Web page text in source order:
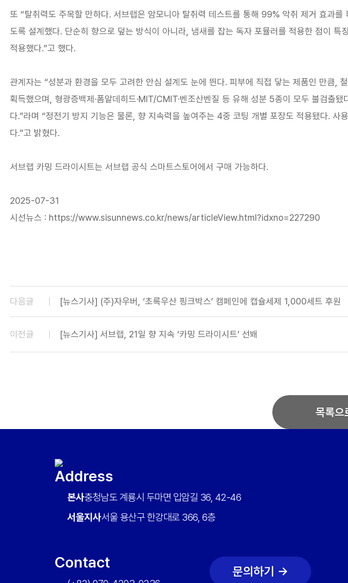
또 “탈취력도 주목할 만하다. 서브랩은 암모니아 탈취력 테스트를 통해 99% 악취 제거 효과
도록 설계했다. 단순히 향으로 덮는 방식이 아니라, 냄새를 잡는 독자 포뮬러를 적용한 점이
적용했다.”고 했다.
관계자는 “성분과 환경을 모두 고려한 안심 설계도 눈에 띈다. 피부에 직접 닿는 제품인 만큼,
획득했으며, 형광증백제·폼알데히드·MIT/CMIT·벤조산벤질 등 유해 성분 5종이 모두 불검출
다.”라며 “정전기 방지 기능은 물론, 향 지속력을 높여주는 4중 코팅 개별 포장도 적용됐다.
다.”고 밝혔다.
서브랩 카밍 드라이시트는 서브랩 공식 스마트스토어에서 구매 가능하다.
2025-07-31
시선뉴스 : https://www.sisunnews.co.kr/news/articleView.html?idxno=227290
다음글 [뉴스기사] (주)자우버, ‘초록우산 핑크박스’ 캠페인에 캡슐세제 1,000세트 후원
이전글 [뉴스기사] 서브랩, 21일 향 지속 ‘카밍 드라이시트’ 선봬
목록으
Address
본사충청남도 계룡시 두마면 입암길 36, 42-46
서울지사서울 용산구 한강대로 366, 6층
Contact 문의하기 →